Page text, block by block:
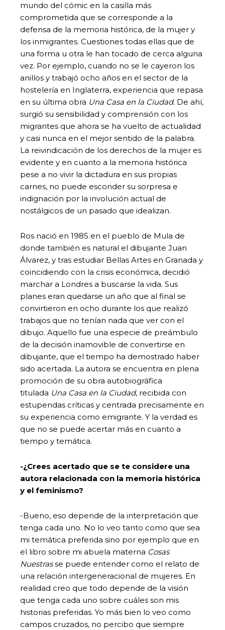
mundo del cómic en la casilla más
comprometida que se corresponde a la
defensa de la memoria histórica, de la mujer y
los inmigrantes. Cuestiones todas ellas que de
una forma u otra le han tocado de cerca alguna
vez. Por ejemplo, cuando no se le cayeron los
anillos y trabajó ocho años en el sector de la
hostelería en Inglaterra, experiencia que repasa
en su última obra Una Casa en la Ciudad. De ahí,
surgió su sensibilidad y comprensión con los
migrantes que ahora se ha vuelto de actualidad
y casi nunca en el mejor sentido de la palabra.
La reivindicación de los derechos de la mujer es
evidente y en cuanto a la memoria histórica
pese a no vivir la dictadura en sus propias
carnes, no puede esconder su sorpresa e
indignación por la involución actual de
nostálgicos de un pasado que idealizan.
Ros nació en 1985 en el pueblo de Mula de
donde también es natural el dibujante Juan
Álvarez, y tras estudiar Bellas Artes en Granada y
coincidiendo con la crisis económica, decidió
marchar a Londres a buscarse la vida. Sus
planes eran quedarse un año que al final se
convirtieron en ocho durante los que realizó
trabajos que no tenían nada que ver con el
dibujo. Aquello fue una especie de preámbulo
de la decisión inamovible de convertirse en
dibujante, que el tiempo ha demostrado haber
sido acertada. La autora se encuentra en plena
promoción de su obra autobiográfica
titulada Una Casa en la Ciudad, recibida con
estupendas críticas y centrada precisamente en
su experiencia como emigrante. Y la verdad es
que no se puede acertar más en cuanto a
tiempo y temática.
-¿Crees acertado que se te considere una
autora relacionada con la memoria histórica
y el feminismo?
-Bueno, eso depende de la interpretación que
tenga cada uno. No lo veo tanto como que sea
mi temática preferida sino por ejemplo que en
el libro sobre mi abuela materna Cosas
Nuestrasse puede entender como el relato de
una relación intergeneracional de mujeres. En
realidad creo que todo depende de la visión
que tenga cada uno sobre cuáles son mis
historias preferidas. Yo más bien lo veo como
campos cruzados, no percibo que siempre